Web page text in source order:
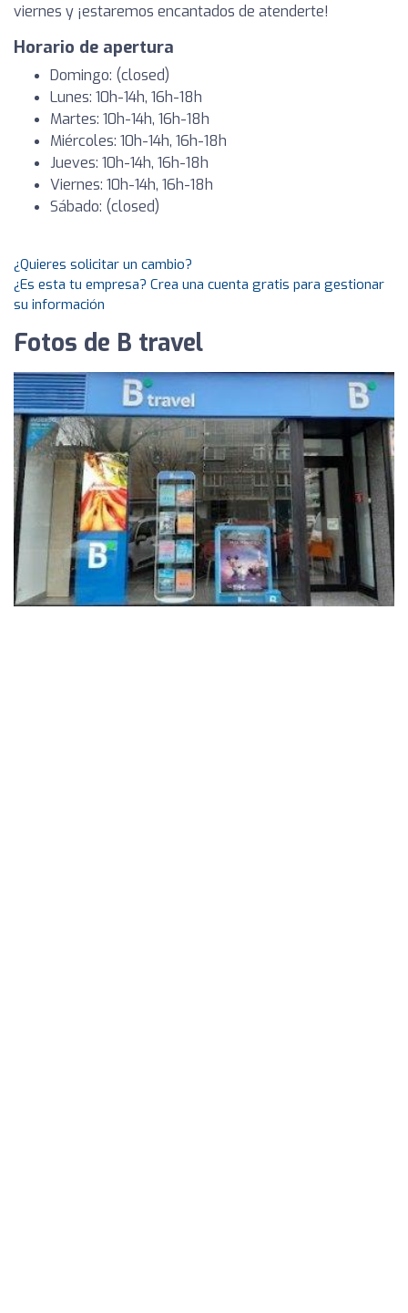
viernes y ¡estaremos encantados de atenderte!
Horario de apertura
Domingo: (closed)
Lunes: 10h-14h, 16h-18h
Martes: 10h-14h, 16h-18h
Miércoles: 10h-14h, 16h-18h
Jueves: 10h-14h, 16h-18h
Viernes: 10h-14h, 16h-18h
Sábado: (closed)
¿Quieres solicitar un cambio?
¿Es esta tu empresa? Crea una cuenta gratis para gestionar
su información
Fotos de B travel